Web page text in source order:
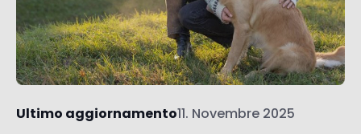
Ultimo aggiornamento11. Novembre 2025